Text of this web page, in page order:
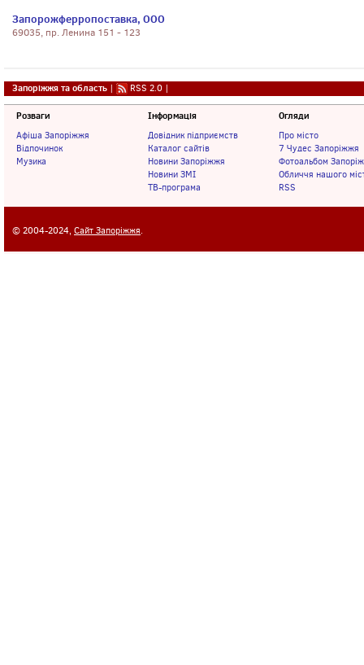
Запорожферропоставка, ООО
69035, пр. Ленина 151 - 123
Запоріжжя та область | RSS 2.0 |
Розваги
Афіша Запоріжжя
Відпочинок
Музика
Інформація
Довідник підприємств
Каталог сайтів
Новини Запоріжжя
Новини ЗМІ
ТВ-програма
Огляди
Про місто
7 Чудес Запоріжжя
Фотоальбом
Обличчя нашого
RSS
© 2004-2024, Сайт Запоріжжя.